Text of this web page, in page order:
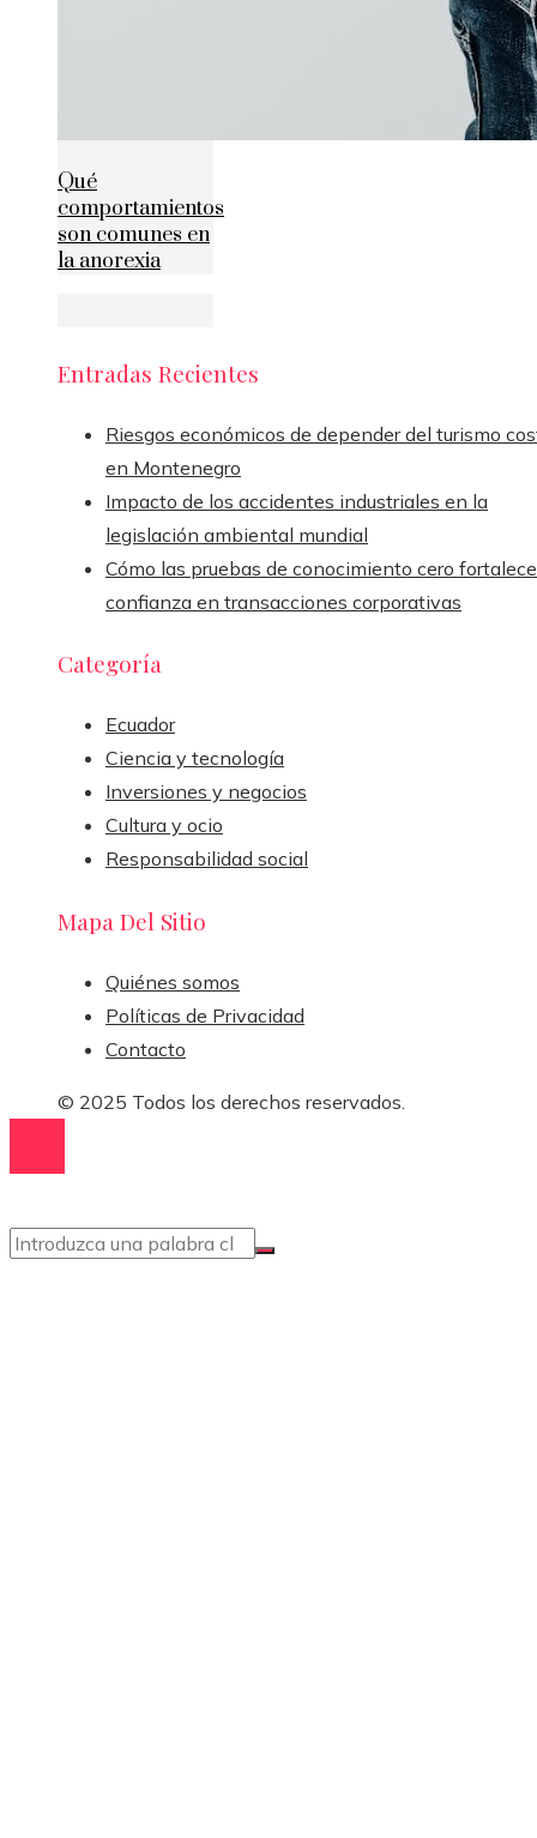
Qué
comportamientos
son comunes en
la anorexia
Entradas Recientes
Riesgos económicos de depender del turismo
en Montenegro
Impacto de los accidentes industriales en la
legislación ambiental mundial
Cómo las pruebas de conocimiento cero
confianza en transacciones corporativas
Categoría
Ecuador
Ciencia y tecnología
Inversiones y negocios
Cultura y ocio
Responsabilidad social
Mapa Del Sitio
Quiénes somos
Políticas de Privacidad
Contacto
© 2025 Todos los derechos reservados.